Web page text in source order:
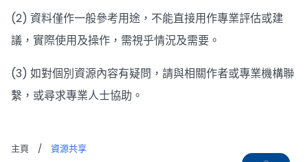
(2) 資料僅作一般參考用途，不能直接用作專業評估或建
議，實際使用及操作，需視乎情況及需要。
(3) 如對個別資源內容有疑問，請與相關作者或專業機構聯
繫，或尋求專業人士協助。
主頁 / 資源共享